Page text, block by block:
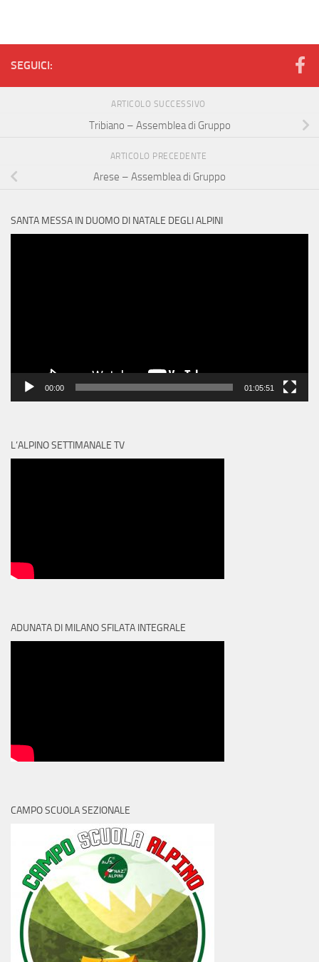
SEGUICI:
ARTICOLO SUCCESSIVO
Tribiano – Assemblea di Gruppo
ARTICOLO PRECEDENTE
Arese – Assemblea di Gruppo
SANTA MESSA IN DUOMO DI NATALE DEGLI ALPINI
00:00 01:05:51
L’ALPINO SETTIMANALE TV
ADUNATA DI MILANO SFILATA INTEGRALE
CAMPO SCUOLA SEZIONALE